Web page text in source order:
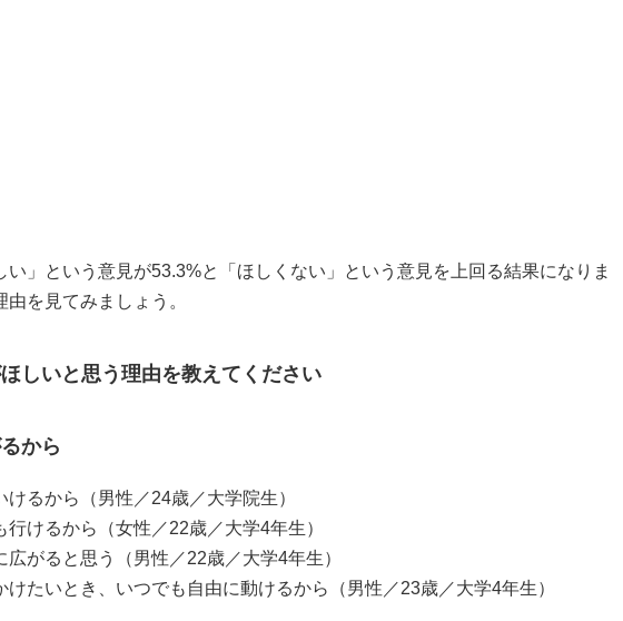
い」という意見が53.3%と「ほしくない」という意見を上回る結果になりま
を見てみましょう。
しいと思う理由を教えてください
から
けるから（男性／24歳／大学院生）
行けるから（女性／22歳／大学4年生）
広がると思う（男性／22歳／大学4年生）
けたいとき、いつでも自由に動けるから（男性／23歳／大学4年生）